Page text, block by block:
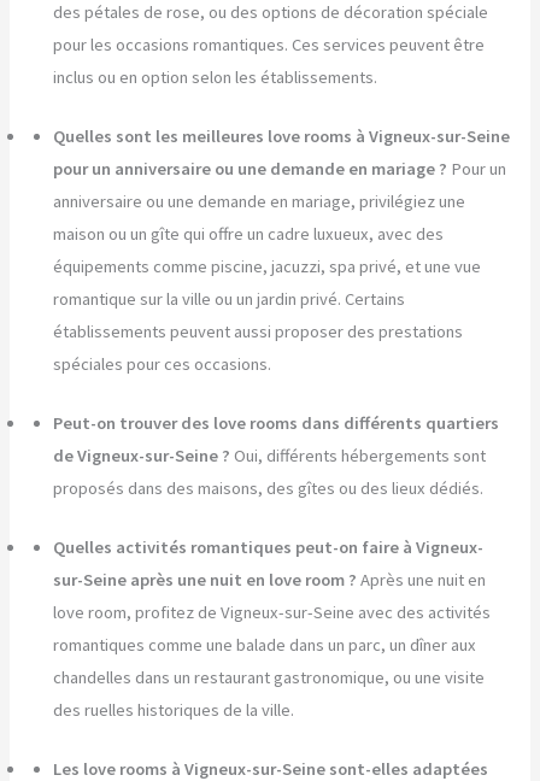
des pétales de rose, ou des options de décoration spéciale
pour les occasions romantiques. Ces services peuvent être
inclus ou en option selon les établissements.
Quelles sont les meilleures love rooms à Vigneux-sur-Seine
pour un anniversaire ou une demande en mariage ? Pour un
anniversaire ou une demande en mariage, privilégiez une
maison ou un gîte qui offre un cadre luxueux, avec des
équipements comme piscine, jacuzzi, spa privé, et une vue
romantique sur la ville ou un jardin privé. Certains
établissements peuvent aussi proposer des prestations
spéciales pour ces occasions.
Peut-on trouver des love rooms dans différents quartiers
de Vigneux-sur-Seine ? Oui, différents hébergements sont
proposés dans des maisons, des gîtes ou des lieux dédiés.
Quelles activités romantiques peut-on faire à Vigneux-
sur-Seine après une nuit en love room ? Après une nuit en
love room, profitez de Vigneux-sur-Seine avec des activités
romantiques comme une balade dans un parc, un dîner aux
chandelles dans un restaurant gastronomique, ou une visite
des ruelles historiques de la ville.
Les love rooms à Vigneux-sur-Seine sont-elles adaptées